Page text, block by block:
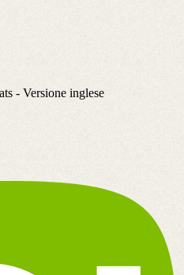
- Versione inglese